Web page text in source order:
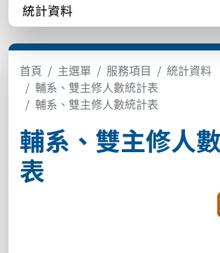
統計資料
首頁 主選單 服務項目
統計資料
輔系、雙主修人數統計表
輔系、雙主修人數統計表
輔系、雙主修人
表